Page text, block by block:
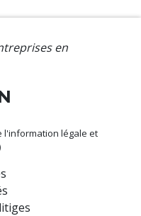
en
l'information légale et